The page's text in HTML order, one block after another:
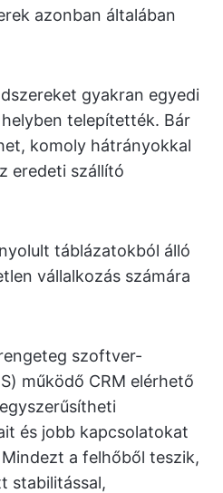
azonban általában
gyakran egyedi
telepítették. Bár
komoly hátrányokkal
eredeti szállító
táblázatokból álló
vállalkozás számára
szoftver-
működő CRM elérhető
és jobb kapcsolatokat
a felhőből teszik,
stabilitással,